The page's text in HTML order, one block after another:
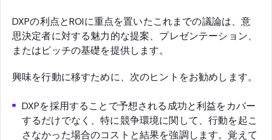
DXPの利点とROIに重点を置いたこれまでの議論は、意
思決定者に対する魅力的な提案、プレゼンテーション、
またはピッチの基礎を提供します。
興味を行動に移すために、次のヒントをお勧めします。
DXPを採用することで予想される成功と利益をカバー
するだけでなく、特に競争環境に関して、行動を起こ
さなかった場合のコストと結果を強調します。覚えて